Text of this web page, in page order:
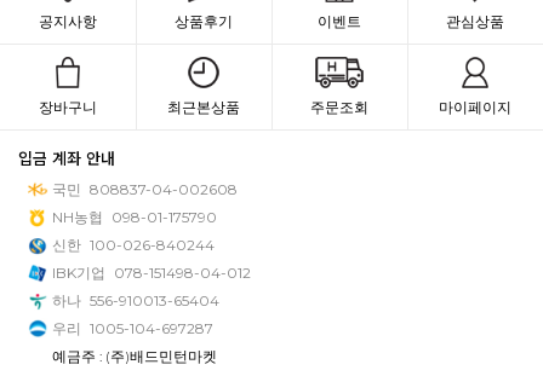
공지사항 상품후기 이벤트 관심상품
장바구니 최근본상품 주문조회 마이페이지
입금 계좌 안내
국민 808837-04-002608
NH농협
098-01-175790
신한 100-026-840244
IBK기업
078-151498-04-012
하나 556-910013-65404
우리 1005-104-697287
예금주 : (주)배드민턴마켓